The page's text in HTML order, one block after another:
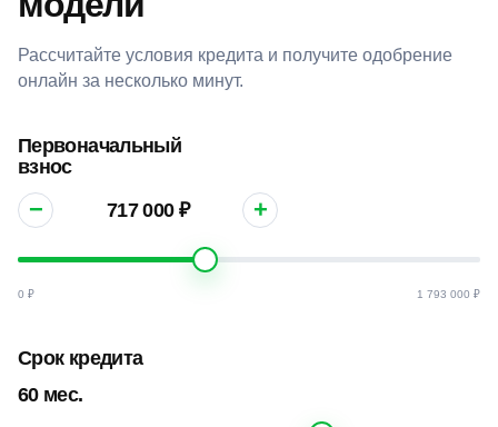
Рассчитайте условия кредита и получите одобрение
онлайн за несколько минут.
Первоначальный
взнос
− +
0 ₽ 1 793 000 ₽
Срок кредита
60 мес.